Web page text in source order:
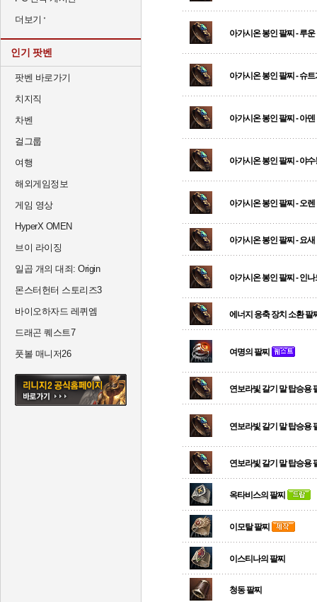
더보기
인기 팟벤
팟벤 바로가기
치지직
차벤
걸그룹
여행
해외게임정보
게임 영상
HyperX OMEN
브이 라이징
일곱 개의 대죄: Origin
몬스터헌터 스토리즈3
바이오하자드 레퀴엠
드래곤 퀘스트7
풋볼 매니저26
아가시온 봉인 팔찌 - 루운
아가시온 봉인 팔찌 - 슈
아가시온 봉인 팔찌 - 아덴
아가시온 봉인 팔찌 - 야
아가시온 봉인 팔찌 - 오렌
아가시온 봉인 팔찌 - 요새
아가시온 봉인 팔찌 - 인
에너지 응축 장치 소환 팔
여명의 팔찌
연보라빛 갈기 말 탑승용
연보라빛 갈기 말 탑승용
연보라빛 갈기 말 탑승용
옥타비스의 팔찌
이모탈 팔찌
이스티나의 팔찌
청동 팔찌